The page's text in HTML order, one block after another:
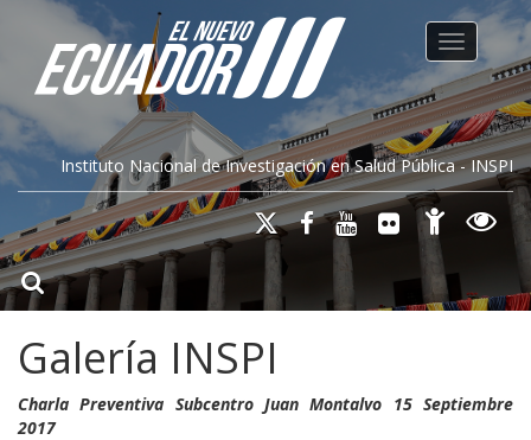
Instituto Nacional de Investigación en Salud Pública - INSPI
Toggle
Galería INSPI
Charla Preventiva Subcentro Juan Montalvo 15 Septiembre
2017